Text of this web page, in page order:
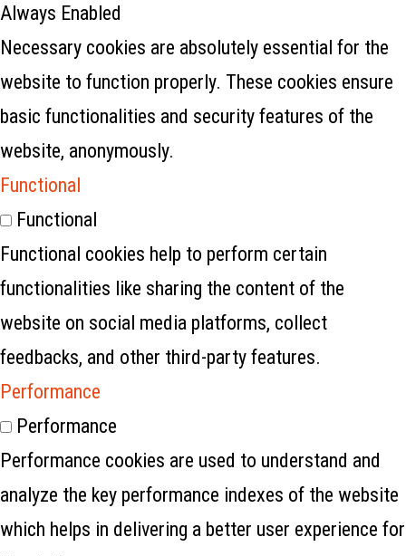
Always Enabled
Necessary cookies are absolutely essential for the
website to function properly. These cookies ensure
basic functionalities and security features of the
website, anonymously.
Functional
Functional
Functional cookies help to perform certain
functionalities like sharing the content of the
website on social media platforms, collect
feedbacks, and other third-party features.
Performance
Performance
Performance cookies are used to understand and
analyze the key performance indexes of the website
which helps in delivering a better user experience for